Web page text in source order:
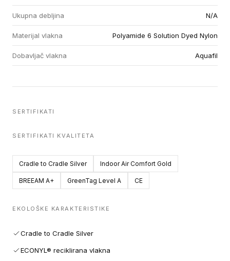
Ukupna debljina N/A
Materijal vlakna Polyamide 6 Solution Dyed Nylon
Dobavljač vlakna Aquafil
SERTIFIKATI
SERTIFIKATI KVALITETA
Cradle to Cradle Silver Indoor Air Comfort Gold
BREEAM A+ GreenTag Level A CE
EKOLOŠKE KARAKTERISTIKE
Cradle to Cradle Silver
ECONYL® reciklirana vlakna